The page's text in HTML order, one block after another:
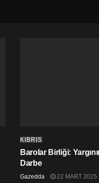
KIBRIS
Barolar Birliği:
Darbe
Gazedda 22 MART 2025